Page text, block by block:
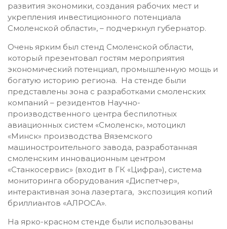
развития экономики, создания рабочих мест и
укрепления инвестиционного потенциала
Смоленской области», – подчеркнул губернатор.
Очень ярким был стенд Смоленской области,
который презентовал гостям мероприятия
экономический потенциал, промышленную мощь и
богатую историю региона. На стенде были
представлены зона с разработками смоленских
компаний – резидентов Научно-
производственного центра беспилотных
авиационных систем «Смоленск», мотоцикл
«Минск» производства Вяземского
машиностроительного завода, разработанная
смоленским инновационным центром
«Станкосервис» (входит в ГК «Цифра»), система
мониторинга оборудования «Диспетчер»,
интерактивная зона лазертага, экспозиция копий
бриллиантов «АЛРОСА».
На ярко-красном стенде были использованы